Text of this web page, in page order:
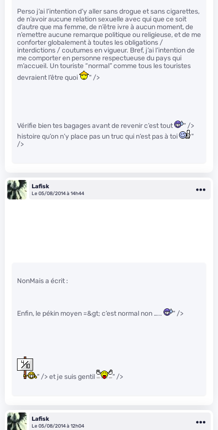
Perso j’ai l’intention d’y aller sans drogue et sans cigarettes,
de n’avoir aucune relation sexuelle avec qui que ce soit
d’autre que ma femme, de n’être ivre à aucun moment, de
n’emettre aucune remarque politique ou religieuse, et de me
conforter globalement à toutes les obligations /
interdictions / coutumes en vigueur. Bref, j’ai l’intention de
me comporter en personne respectueuse du pays qui
m’accueil. Un touriste “normal” comme tous les touristes
devraient l’être quoi
" />
Vérifie bien tes bagages avant de revenir c’est tout
" />
histoire qu’on n’y place pas un truc qui n’est pas à toi
"
/>
Lafisk
Le 05/08/2014 à 14h44
NonMais a écrit :
Enfin, le pékin moyen =&gt; c’est normal non ….. " />
" /> et je suis gentil " />
Lafisk
Le 05/08/2014 à 12h04